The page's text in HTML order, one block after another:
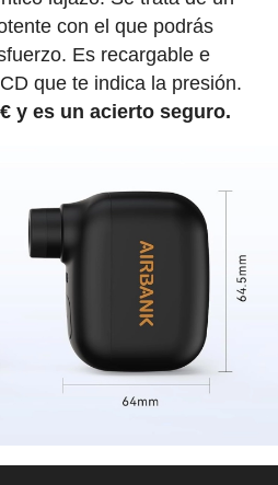
con el que podrás
Es recargable e
que te indica la presión.
y es un acierto seguro.